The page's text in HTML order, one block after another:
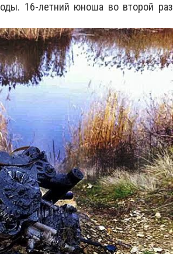
16-летний юноша во второй раз